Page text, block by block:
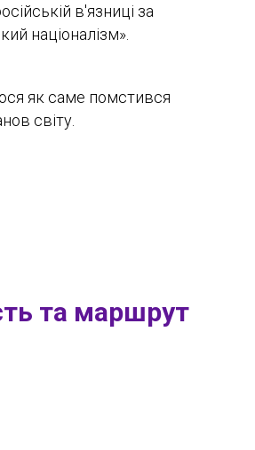
в'язниці за
націоналізм».
як саме помстився
світу.
та маршрут